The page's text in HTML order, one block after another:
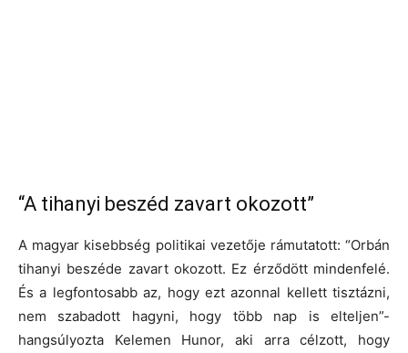
“A tihanyi beszéd zavart okozott”
A magyar kisebbség politikai vezetője rámutatott: “Orbán
tihanyi beszéde zavart okozott. Ez érződött mindenfelé.
És a legfontosabb az, hogy ezt azonnal kellett tisztázni,
nem szabadott hagyni, hogy több nap is elteljen”-
hangsúlyozta Kelemen Hunor, aki arra célzott, hogy